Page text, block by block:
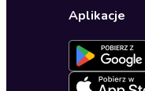
Dla młodzieży
Ustawienia
Formularz
Deklaracja
Oferta dla
Dołącz do
Blog
Zapowiedzi
Aplikacje